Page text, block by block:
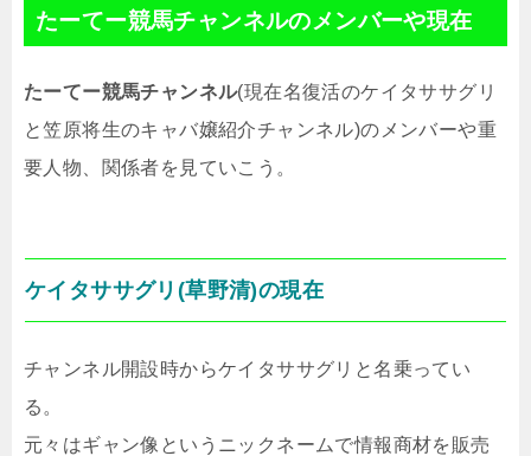
たーてー競馬チャンネルのメンバーや現在
たーてー競馬チャンネル(現在名復活のケイタササグリ
と笠原将生のキャバ嬢紹介チャンネル)のメンバーや重
要人物、関係者を見ていこう。
ケイタササグリ(草野清)の現在
チャンネル開設時からケイタササグリと名乗ってい
る。
元々はギャン像というニックネームで情報商材を販売